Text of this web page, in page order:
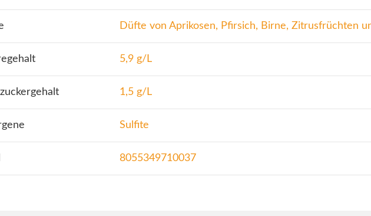
Düfte von Aprikosen, Pfirsich, Birne, Zitrusfrüchten
5,9 g/L
1,5 g/L
Sulfite
8055349710037